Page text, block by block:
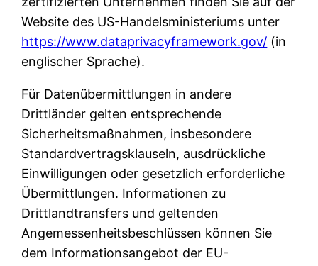
Website des US-Handelsministeriums unter
https://www.dataprivacyframework.gov/ (in
englischer Sprache).
Für Datenübermittlungen in andere
Drittländer gelten entsprechende
Sicherheitsmaßnahmen, insbesondere
Standardvertragsklauseln, ausdrückliche
Einwilligungen oder gesetzlich erforderliche
Übermittlungen. Informationen zu
Drittlandtransfers und geltenden
Angemessenheitsbeschlüssen können Sie
dem Informationsangebot der EU-